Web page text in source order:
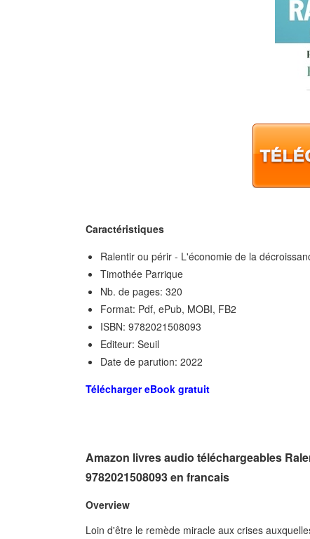
Caractéristiques
Ralentir ou périr - L'économie de la
Timothée Parrique
Nb. de pages: 320
Format: Pdf, ePub, MOBI, FB2
ISBN: 9782021508093
Editeur: Seuil
Date de parution: 2022
Télécharger eBook gratuit
Amazon livres audio téléchargeables
9782021508093 en francais
Overview
Loin d'être le remède miracle aux crises